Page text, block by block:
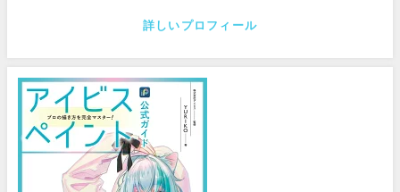
詳しいプロフィール